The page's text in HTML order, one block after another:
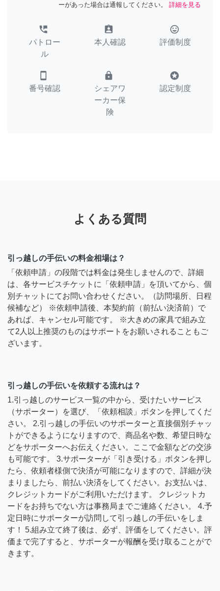
ーがあった場合は通報してください。
詳細を見る
perm_phone_msg
パトロー
ル
assignment_ind
本人確認
tag_faces
評価制度
smartphone
番号確認
lock
シェアワ
ーカー保
険
stars
認定制度
よくある質問
引っ越しの手伝いの料金相場は？
「依頼申請」の段階では料金は発生しませんので、詳細
は、各サービスチケットに「依頼申請」を頂いてから、個
別チャットにてお問い合わせください。（訪問場所、日程
候補など） ※依頼申請後、本契約前（前払い決済前）で
あれば、キャンセル可能です。 ※大きめの家具で組み立
て2人以上推奨のものはサポートをお願いされることもご
ざいます。
引っ越しの手伝いを依頼する流れは？
1.引っ越しのサービス一覧の中から、受けたいサービス
（サポーター）を選び、「依頼相談」ボタンを押してくだ
さい。 2.引っ越しの手伝いのサポーターと直接個別チャッ
トができるようになりますので、商品名や数、希望日時な
どをサポーターへお伝えください。ここで金額などの交渉
も可能です。 3.サポーターが「引き受ける」ボタンを押し
たら、依頼者様側で決済が可能になりますので、詳細が決
まりましたら、前払い決済をしてください。お支払いは、
クレジットカードがご利用いただけます。 クレジットカ
ードをお持ちでない方は事務局までご連絡ください。 4.予
定日時にサポーターが訪問して引っ越しの手伝いをしま
す！ 5.組み立て終了後は、必ず、評価をしてください。評
価まで完了すると、サポーターが報酬を受け取ることがで
きます。